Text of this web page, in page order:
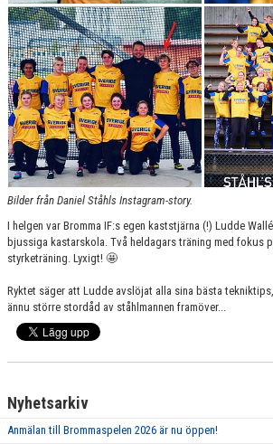
Bilder från Daniel Ståhls Instagram-story.
I helgen var Bromma IF:s egen kaststjärna (!) Ludde
bjussiga kastarskola. Två heldagars träning med fokus
styrketräning. Lyxigt! 🤩
Ryktet säger att Ludde avslöjat alla sina bästa
ännu större stordåd av ståhlmannen framöver...
Nyhetsarkiv
Anmälan till Brommaspelen 2026 är nu öppen!